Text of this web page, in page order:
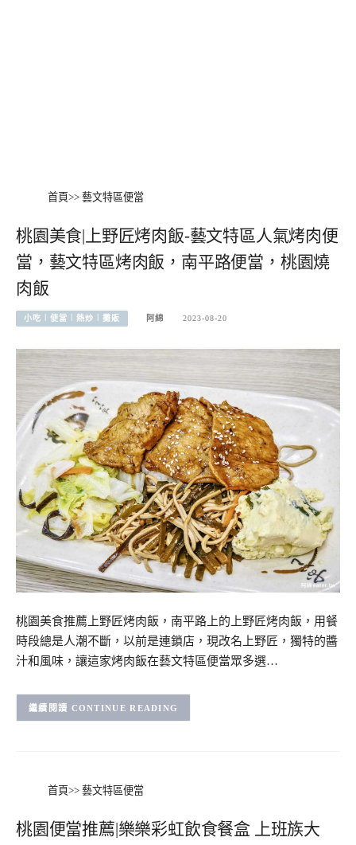
首頁>> 藝文特區便當
桃園美食|上野匠烤肉飯-藝文特區人氣烤肉便
當，藝文特區烤肉飯，南平路便當，桃園燒
肉飯
小吃︱便當︱熱炒︱攤販 阿綿 2023-08-20
桃園美食推薦上野匠烤肉飯，南平路上的上野匠烤肉飯，用餐
時段總是人潮不斷，以前是連鎖店，現改名上野匠，獨特的醬
汁和風味，讓這家烤肉飯在藝文特區便當眾多選…
CONTINUE READING
首頁>> 藝文特區便當
桃園便當推薦|樂樂彩虹飲食餐盒 上班族大